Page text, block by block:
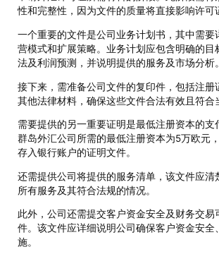
性和完整性，因为文件的质量将直接影响许可
一个重要的文件是公司业务计划书，其中需要
营模式和扩展策略。业务计划应包含明确的目
法及利润预测，并说明提供的服务及市场分析。
接下来，需准备公司文件的复印件，包括注册
其他法律材料，确保这些文件合法有效且符合
需要提供的另一重要证明是最低注册资本的支
群岛外汇公司所需的最低注册资本为5万欧元
存入银行账户的证明文件。
还需提供公司将提供的服务清单，该文件应清
所有服务及其符合法规的情况。
此外，公司还需提交客户资金安全及财务交易
件。该文件应详细说明公司确保客户资金安全
施。